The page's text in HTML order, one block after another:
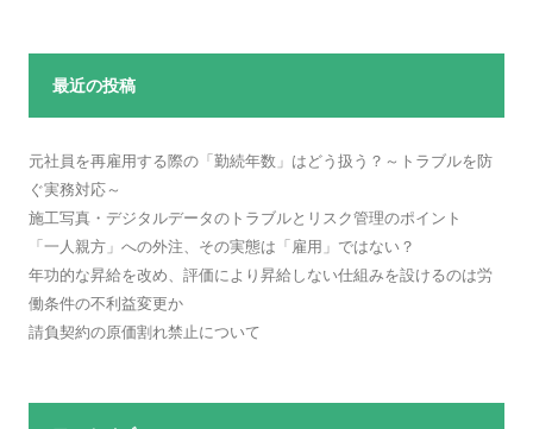
最近の投稿
元社員を再雇用する際の「勤続年数」はどう扱う？～トラブルを防
ぐ実務対応～
施工写真・デジタルデータのトラブルとリスク管理のポイント
「一人親方」への外注、その実態は「雇用」ではない？
年功的な昇給を改め、評価により昇給しない仕組みを設けるのは労
働条件の不利益変更か
請負契約の原価割れ禁止について